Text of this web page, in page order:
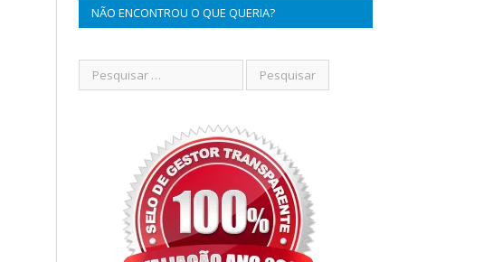
NÃO ENCONTROU O QUE QUERIA?